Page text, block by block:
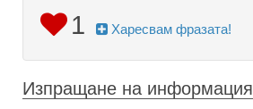
1 Харесвам фразата!
Изпращане на информация